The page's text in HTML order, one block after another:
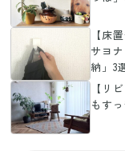
【床
サヨ
納」3
【リ
もす